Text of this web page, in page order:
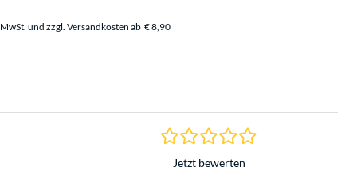
und zzgl. Versandkosten ab € 8,90
0.0 Sterne bei 0
Jetzt bewerten